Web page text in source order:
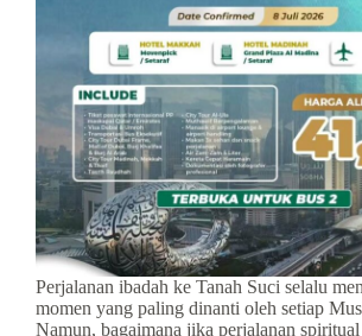
Perjalanan ibadah ke Tanah Suci selalu
momen yang paling dinanti oleh setiap
Namun, bagaimana jika perjalanan spiritual